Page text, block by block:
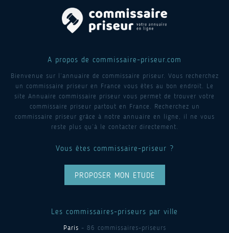
A propos de commissaire-priseur.com
Bienvenue sur l’annuaire de commissaire priseur. Vous recherchez
un commissaire priseur en France vous êtes au bon endroit. Le
site Annuaire commissaire priseur vous permet de trouver votre
commissaire priseur partout en France. Recherchez un
commissaire priseur grâce à notre annuaire en ligne, il ne vous
reste plus qu’à le contacter directement.
Vous êtes commissaire-priseur ?
PROPOSER MON ETUDE
Les commissaires-priseurs par ville
Paris - 86 commissaires-priseurs